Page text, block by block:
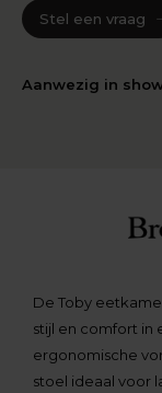
Stel een vraag
Aanwezig in
De Toby
stijl en comfort in
ergonomische
stoel ideaal voor